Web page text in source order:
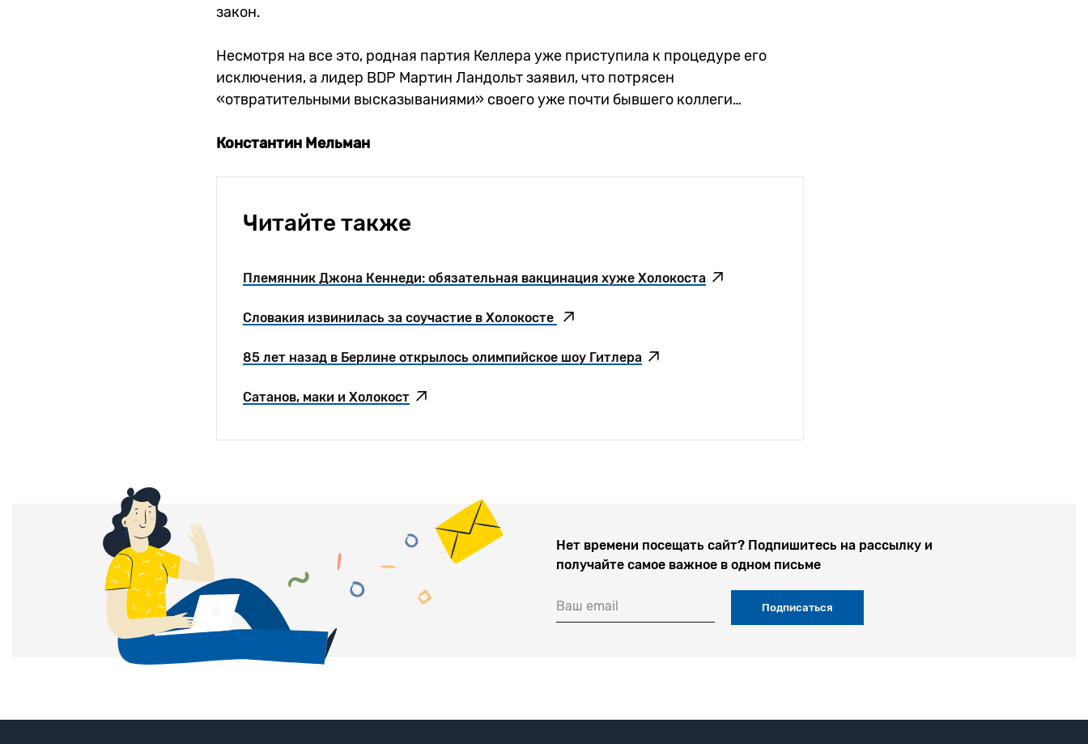
закон.
Несмотря на все это, родная партия Келлера уже приступила к процедуре его
исключения, а лидер BDP Мартин Ландольт заявил, что потрясен
«отвратительными высказываниями» своего уже почти бывшего коллеги…
Константин Мельман
Читайте также
Племянник Джона Кеннеди: обязательная вакцинация хуже Холокоста
Словакия извинилась за соучастие в Холокосте
85 лет назад в Берлине открылось олимпийское шоу Гитлера
Сатанов, маки и Холокост
Нет времени посещать сайт? Подпишитесь на рассылку и
получайте самое важное в одном письме
Ваш email